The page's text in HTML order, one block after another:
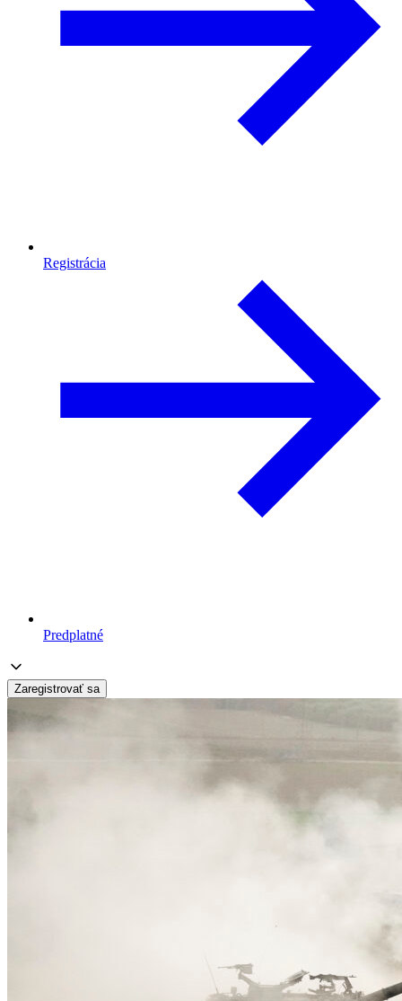
Registrácia
Predplatné
Zaregistrovať sa